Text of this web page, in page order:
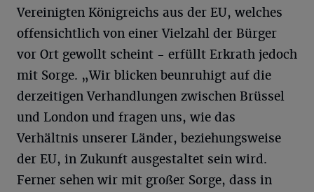
Vereinigten Königreichs aus der EU, welches
offensichtlich von einer Vielzahl der Bürger
vor Ort gewollt scheint - erfüllt Erkrath jedoch
mit Sorge. „Wir blicken beunruhigt auf die
derzeitigen Verhandlungen zwischen Brüssel
und London und fragen uns, wie das
Verhältnis unserer Länder, beziehungsweise
der EU, in Zukunft ausgestaltet sein wird.
Ferner sehen wir mit großer Sorge, dass in